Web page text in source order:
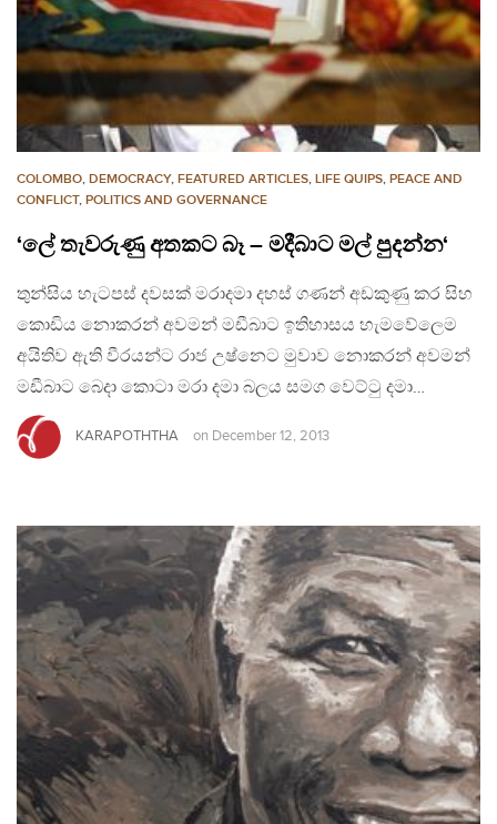
COLOMBO, DEMOCRACY, FEATURED ARTICLES, LIFE QUIPS, PEACE AND
CONFLICT, POLITICS AND GOVERNANCE
‘ලේ තැවරුණු අතකට බෑ – මදීබාට මල් පුදන්න‘
තුන්සිය හැටපස් දවසක් මරාදමා දහස් ගණන් අඩකුණු කර සිහ
කොඩිය නොකරන් අවමන් මඩීබාට ඉතිහාසය හැමවේලෙම
අයිතිව ඇති වීරයන්ට රාජ උෂ්නෙට මුවාව නොකරන් අවමන්
මඩීබාට බෙදා කොටා මරා දමා බලය සමග වෙට්ටු දමා…
KARAPOTHTHA on December 12, 2013